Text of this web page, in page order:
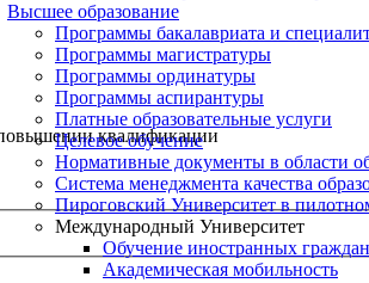
Высшее образование
Программы бакалавриата и
Программы магистратуры
Программы ординатуры
Программы аспирантуры
Платные образовательные услуги
Целевое обучение
Нормативные документы в области
Система менеджмента качества
Пироговский Университет в
Международный Университет
Обучение иностранных граждан
Академическая мобильность
квалификации